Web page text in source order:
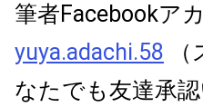
筆者Facebookア
yuya.adachi.58
なたでも友達承認